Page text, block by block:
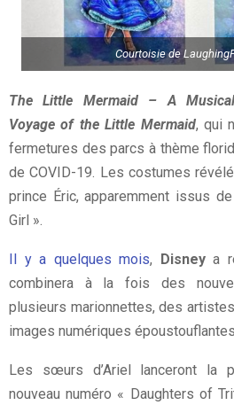
Courtoisie de
The Little Mermaid – A
Voyage of the Little Mermaid, qui
fermetures des parcs à thème
de COVID-19. Les costumes
prince Éric, apparemment issus
Girl ».
Il y a quelques mois, Disneya
combinera à la fois des
plusieurs marionnettes, des
images numériques époustouflantes.
Les sœurs d’Ariel lanceront la
nouveau numéro « Daughters of